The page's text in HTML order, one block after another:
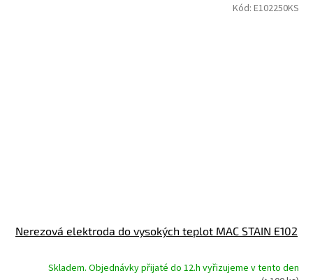
Nerezová elektroda do vysokých teplot MAC STAIN E102
Skladem. Objednávky přijaté do 12.h vyřizujeme v tento den
Kód: E102250KS